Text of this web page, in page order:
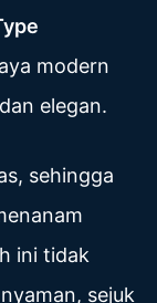
modern
elegan.
sehingga
ini tidak
sejuk